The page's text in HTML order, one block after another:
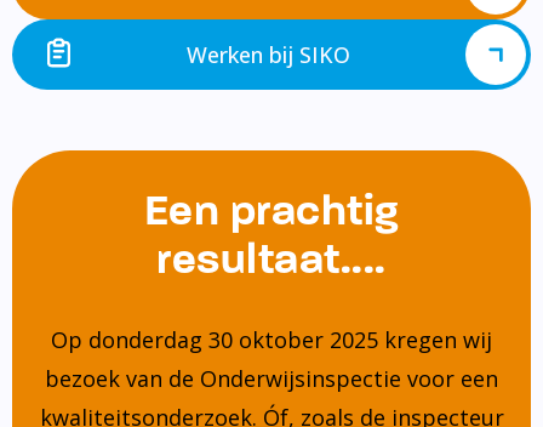
Werken bij SIKO
Een prachtig
resultaat....
Op donderdag 30 oktober 2025 kregen wij
bezoek van de Onderwijsinspectie voor een
kwaliteitsonderzoek. Óf, zoals de inspecteur